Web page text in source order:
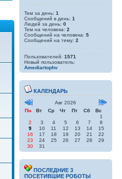
Тем за день: 1
Сообщений в день: 1
Людей за день: 0
Тем на человека: 2
Сообщений на человека: 5
Сообщений на тему: 2
Пользователей: 1571
Новый пользователь:
Amediartophv
КАЛЕНДАРЬ
Авг 2026
Пн
Вт Ср Чт Пт Сб
Вс
1
2
3 4 5 6 7
8
9
10 11 12 13 14
15
16
17 18 19 20 21
22
23
24 25 26 27 28
29
30
31
ПОСЛЕДНИЕ 3
ПОСЕТИВШИЕ РОБОТЫ